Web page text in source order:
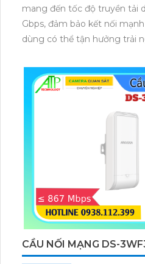
mang đến tốc độ truyền tải
Gbps, đảm bảo kết nối
dùng có thể tận hưởng trải
chuyển trong không gian
CẦU NỐI MẠNG DS-